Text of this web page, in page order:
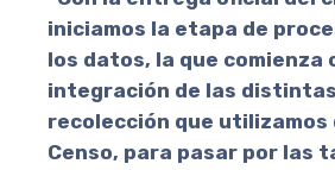
iniciamos la etapa de
los datos, la que comienza
integración de las
recolección que utilizamos
Censo, para pasar por las